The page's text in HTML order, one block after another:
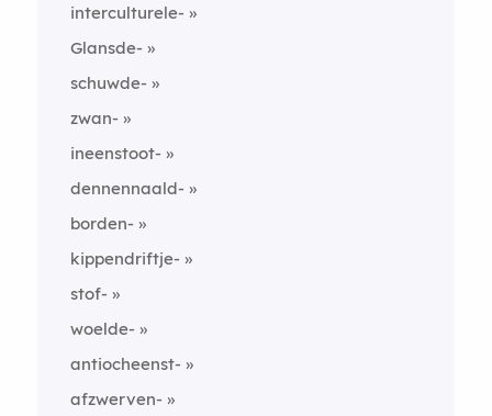
interculturele-
Glansde-
schuwde-
zwan-
ineenstoot-
dennennaald-
borden-
kippendriftje-
stof-
woelde-
antiocheenst-
afzwerven-